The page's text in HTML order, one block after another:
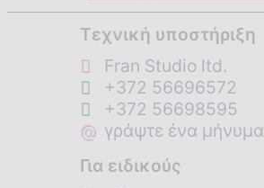
Τεχνική υποστήριξη
Fran Studio ltd.
+372 56696572
+372 56698595
@ γράψτε ένα μήνυμα
Για ειδικούς